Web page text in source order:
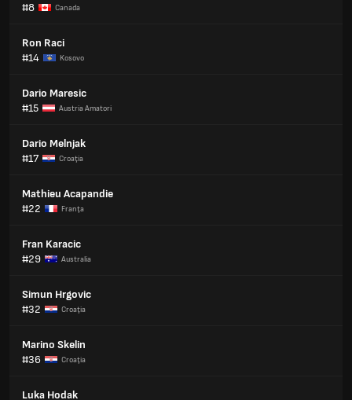
#8
Canada
Ron Raci
#14
Kosovo
Dario Maresic
#15
Austria Amatori
Dario Melnjak
#17
Croaţia
Mathieu Acapandie
#22
Franţa
Fran Karacic
#29
Australia
Simun Hrgovic
#32
Croaţia
Marino Skelin
#36
Croaţia
Luka Hodak